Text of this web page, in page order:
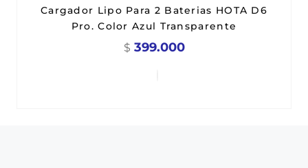
Cargador Lipo Para 2 Baterias HOTA D6
Pro. Color Azul Transparente
$ 399.000